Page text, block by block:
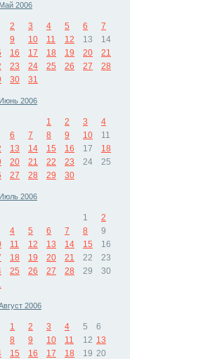
Май 2006
2 3 4 5 6
7
9 10 11 12 13
14
16 17 18 19 20
21
23 24 25 26 27
28
30 31
Июнь 2006
1 2 3
4
6 7 8 9 10
11
13 14 15 16 17
18
20 21 22 23 24
25
27 28 29 30
Июль 2006
1
2
4 5 6 7 8
9
11 12 13 14 15
16
18 19 20 21 22
23
25 26 27 28 29
30
2006
1 2 3 4 5
6
8 9 10 11 12 13
15 16 17 18 19 20